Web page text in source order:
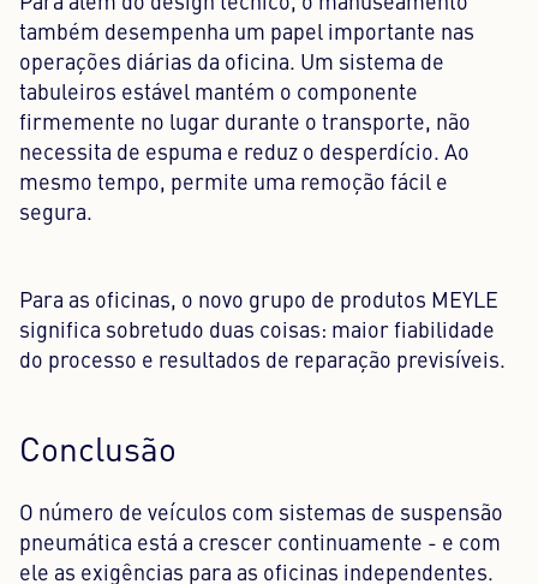
também desempenha um papel importante nas
operações diárias da oficina. Um sistema de
tabuleiros estável mantém o componente
firmemente no lugar durante o transporte, não
necessita de espuma e reduz o desperdício. Ao
mesmo tempo, permite uma remoção fácil e
segura.
Para as oficinas, o novo grupo de produtos MEYLE
significa sobretudo duas coisas: maior fiabilidade
do processo e resultados de reparação previsíveis.
Conclusão
O número de veículos com sistemas de suspensão
pneumática está a crescer continuamente - e com
ele as exigências para as oficinas independentes.